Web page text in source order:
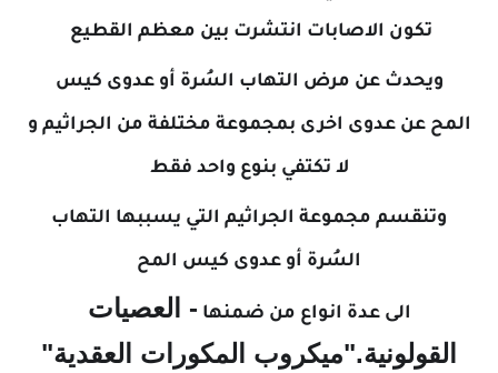
تكون الاصابات انتشرت بين معظم القطيع
ويحدث عن مرض التهاب السُرة أو عدوى كيس
المح عن عدوى اخرى بمجموعة مختلفة من الجراثيم و
لا تكتفي بنوع واحد فقط
وتنقسم مجموعة الجراثيم التي يسببها التهاب
السُرة أو عدوى كيس المح
الى عدة انواع من ضمنها - العصيات
القولونية."ميكروب المكورات العقدية"